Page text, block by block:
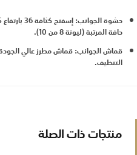
حافة المرتبة (ليونة 8 من 10).
التنظيف.
منتجات ذات الصلة